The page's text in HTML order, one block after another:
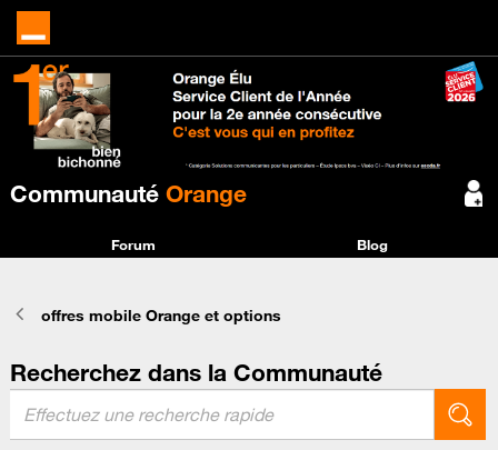
Communauté Orange
Forum Blog
offres mobile Orange et options
Recherchez dans la Communauté